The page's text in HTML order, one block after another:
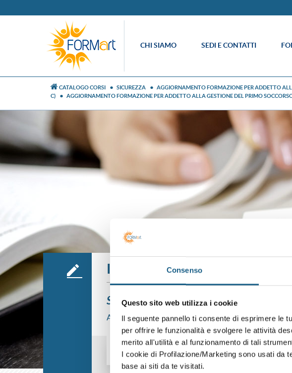
Consenso
Questo sito web utilizza i cookie
Il seguente pannello ti consente di esprimere le
per offrire le funzionalità e svolgere le attività
merito all'utilità e al funzionamento di tali
I cookie di Profilazione/Marketing sono usati da
base ai siti da te visitati.
CHI SIAMO SEDI E CONTATTI
CATALOGO CORSI SICUREZZA
AGGIORNAMENTO FORMAZIONE PER ADDETTO
C)
AGGIORNAMENTO FORMAZIONE PER ADDETTO ALLA GESTIONE DEL PRIMO
Iscrizione
Sei già cliente?
Accedi con le credenziali che hai già creato in fase di
AZIENDA PRIVATO